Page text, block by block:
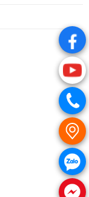
.
.
.
.
.
.